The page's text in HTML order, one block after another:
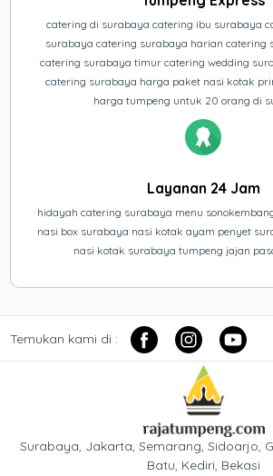
catering di surabaya catering ibu surabaya
surabaya catering surabaya harian catering
catering surabaya timur catering wedding
catering surabaya harga paket nasi kotak
harga tumpeng untuk 20 orang di
Layanan 24 Jam
hidayah catering surabaya menu
nasi box surabaya nasi kotak ayam penyet
nasi kotak surabaya tumpeng jajan
Temukan kami di :
Surabaya, Jakarta, Semarang, Sidoarjo,
Batu, Kediri, Bekasi